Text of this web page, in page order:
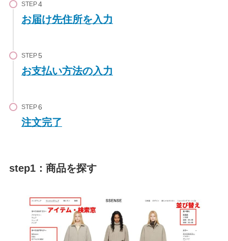
STEP
お届け先住所を入力
STEP
お支払い方法の入力
STEP
注文完了
step1：商品を探す